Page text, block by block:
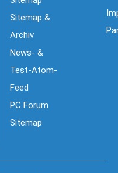
Sitemap &
Archiv
News- &
Test-Atom-
Feed
PC Forum
Sitemap